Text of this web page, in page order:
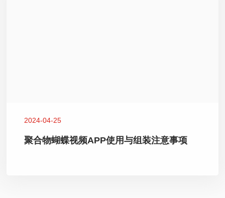
2024-04-25
聚合物蝴蝶视频APP使用与组装注意事项